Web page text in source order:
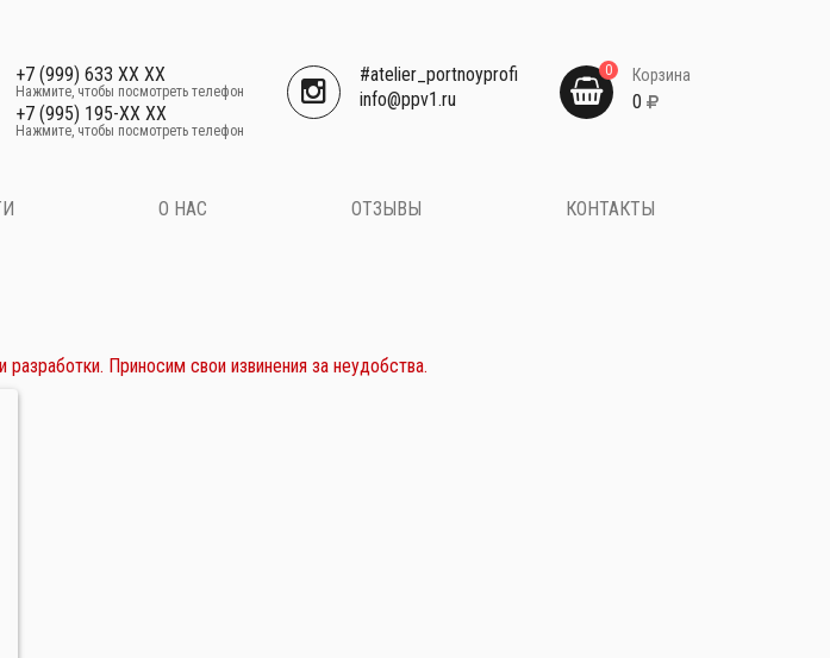
+7 (999) 633 XX XX
Нажмите, чтобы посмотреть телефон
+7 (995) 195-XX XX
Нажмите, чтобы посмотреть телефон
#atelier_portnoyprofi
​info@ppv1.ru
0 Корзина
0
О НАС ОТЗЫВЫ КОНТАКТЫ
Приносим свои извинения за неудобства.